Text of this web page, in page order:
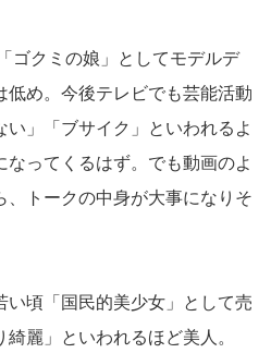
ゴクミの娘」としてモデルデ
低め。今後テレビでも芸能活動
」「ブサイク」といわれるよ
なってくるはず。でも動画のよ
、トークの中身が大事になりそ
い頃「国民的美少女」として売
麗」といわれるほど美人。